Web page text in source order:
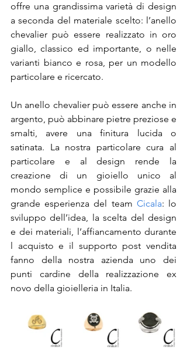
offre una grandissima varietà di design
a seconda del materiale scelto: l’anello
chevalier può essere realizzato in oro
giallo, classico ed importante, o nelle
varianti bianco e rosa, per un modello
particolare e ricercato.
Un anello chevalier può essere anche in
argento, può abbinare pietre preziose e
smalti, avere una finitura lucida o
satinata. La nostra particolare cura al
particolare e al design rende la
creazione di un gioiello unico al
mondo semplice e possibile grazie alla
grande esperienza del team Cicala: lo
sviluppo dell’idea, la scelta del design
e dei materiali, l’affiancamento durante
l acquisto e il supporto post vendita
fanno della nostra azienda uno dei
punti cardine della realizzazione ex
novo della gioielleria in Italia.